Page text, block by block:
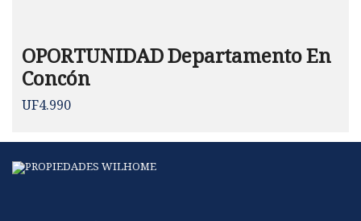
OPORTUNIDAD Departamento En
Concón
UF4.990